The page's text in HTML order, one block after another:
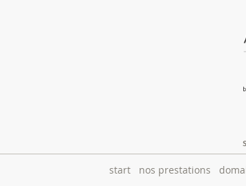
start nos prestations